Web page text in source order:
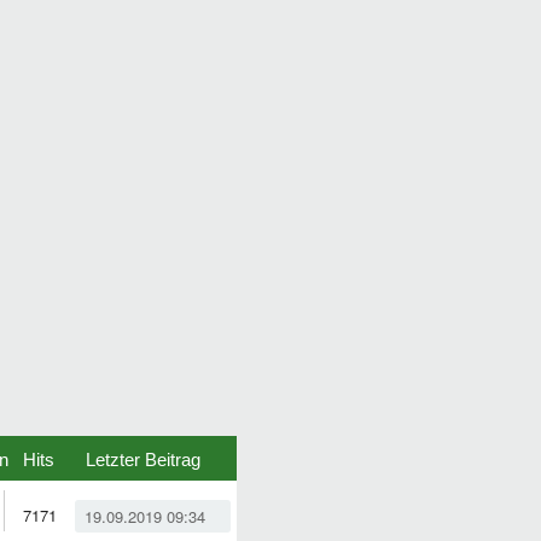
Hits Letzter Beitrag
19.09.2019 09:34
7171